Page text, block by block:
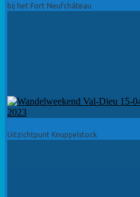
bij het Fort Neufchâteau
Uitzichtpunt Knuppelstock